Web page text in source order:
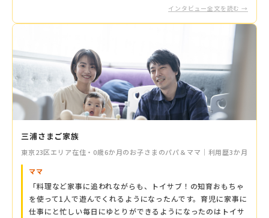
インタビュー全文を読む →
三浦さまご家族
東京23区エリア在住・0歳6か月のお子さまのパパ＆ママ｜利用歴3か月
ママ
「料理など家事に追われながらも、トイサブ！の知育おもちゃ
を使って1人で遊んでくれるようになったんです。育児に家事に
仕事にと忙しい毎日にゆとりができるようになったのはトイサ